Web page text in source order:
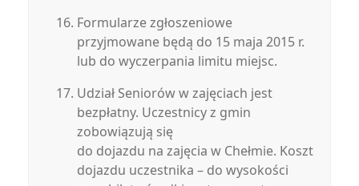
Formularze zgłoszeniowe
przyjmowane będą do 15 maja 2015 r.
lub do wyczerpania limitu miejsc.
Udział Seniorów w zajęciach jest
bezpłatny. Uczestnicy z gmin
zobowiązują się
do dojazdu na zajęcia w Chełmie. Koszt
dojazdu uczestnika – do wysokości